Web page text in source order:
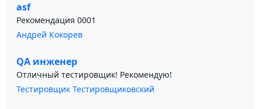
asf
Рекомендация 0001
Андрей Кокорев
QA инженер
Отличный тестировщик! Рекомендую!
Тестировщик Тестировщиковский